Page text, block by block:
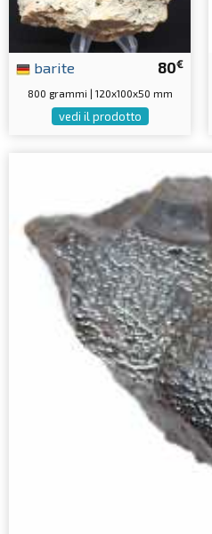
80€
barite
800 grammi | 120x100x50 mm
vedi il prodotto